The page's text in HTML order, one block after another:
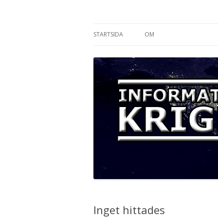
STARTSIDA OM
Inget hittades